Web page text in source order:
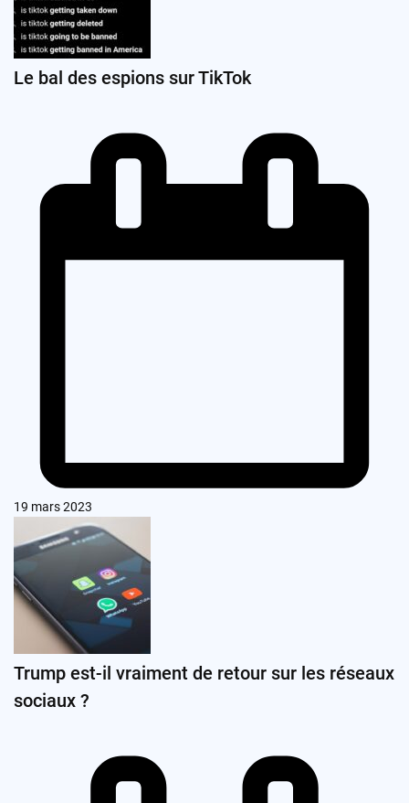
Le bal des espions sur TikTok
19 mars 2023
Trump est-il vraiment de retour sur les réseaux
sociaux ?